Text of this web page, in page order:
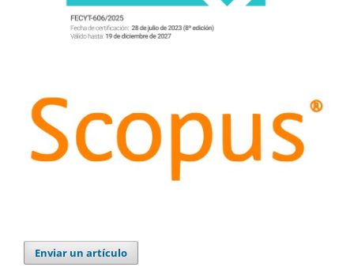
Enviar un artículo